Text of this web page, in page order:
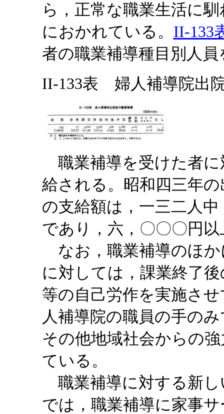
ら，正常な職業生活に
におかれている。 II-133
者の職業補導種目別人
II-133表 婦人補導院出
職業補導を受けた者に
給される。昭和四三年
の支給額は，一三二人
であり，六，〇〇〇円
なお，職業補導のほか
に対しては，課業終了
等の自己労作を実施さ
人補導院の職員の手の
その他地域社会からの
ている。
職業補導に対する新し
では，職業補導に家事